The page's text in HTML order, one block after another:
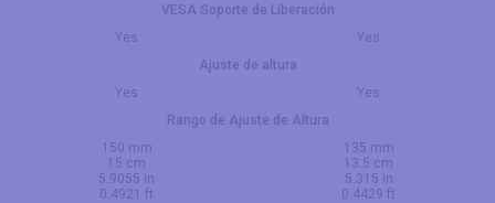
VESA Soporte de Liberación
Yes
Yes
Ajuste de altura
Yes
Yes
Rango de Ajuste de Altura
150 mm
15 cm
5.9055 in
0.4921 ft
135 mm
13.5 cm
5.315 in
0.4429 ft